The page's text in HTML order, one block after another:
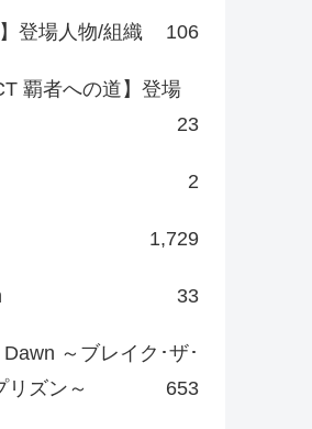
登場人物/組織 106
覇者への道】登場
23
2
1,729
33
～ブレイク･ザ･
リズン～
653